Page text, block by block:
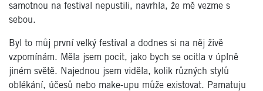
samotnou na festival nepustili, navrhla, že mě vezme s
sebou.
Byl to můj první velký festival a dodnes si na něj živě
vzpomínám. Měla jsem pocit, jako bych se ocitla v úplně
jiném světě. Najednou jsem viděla, kolik různých stylů
obl ékání, účesů nebo make-upu může existovat. Pamatuju